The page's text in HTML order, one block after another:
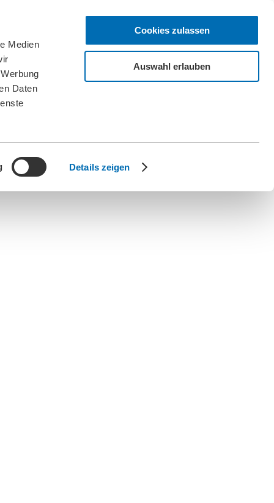
Medien
Daten
Details zeigen
Cookies zulassen
Auswahl erlauben